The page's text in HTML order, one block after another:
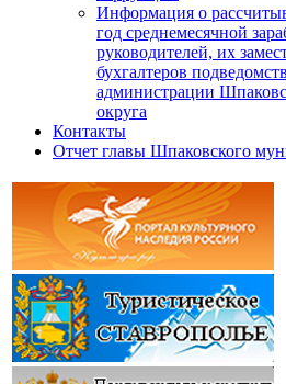
Информация о
год среднемесячной
руководителей, их
бухгалтеров
администрации
округа
Контакты
Отчет главы Шпаковского